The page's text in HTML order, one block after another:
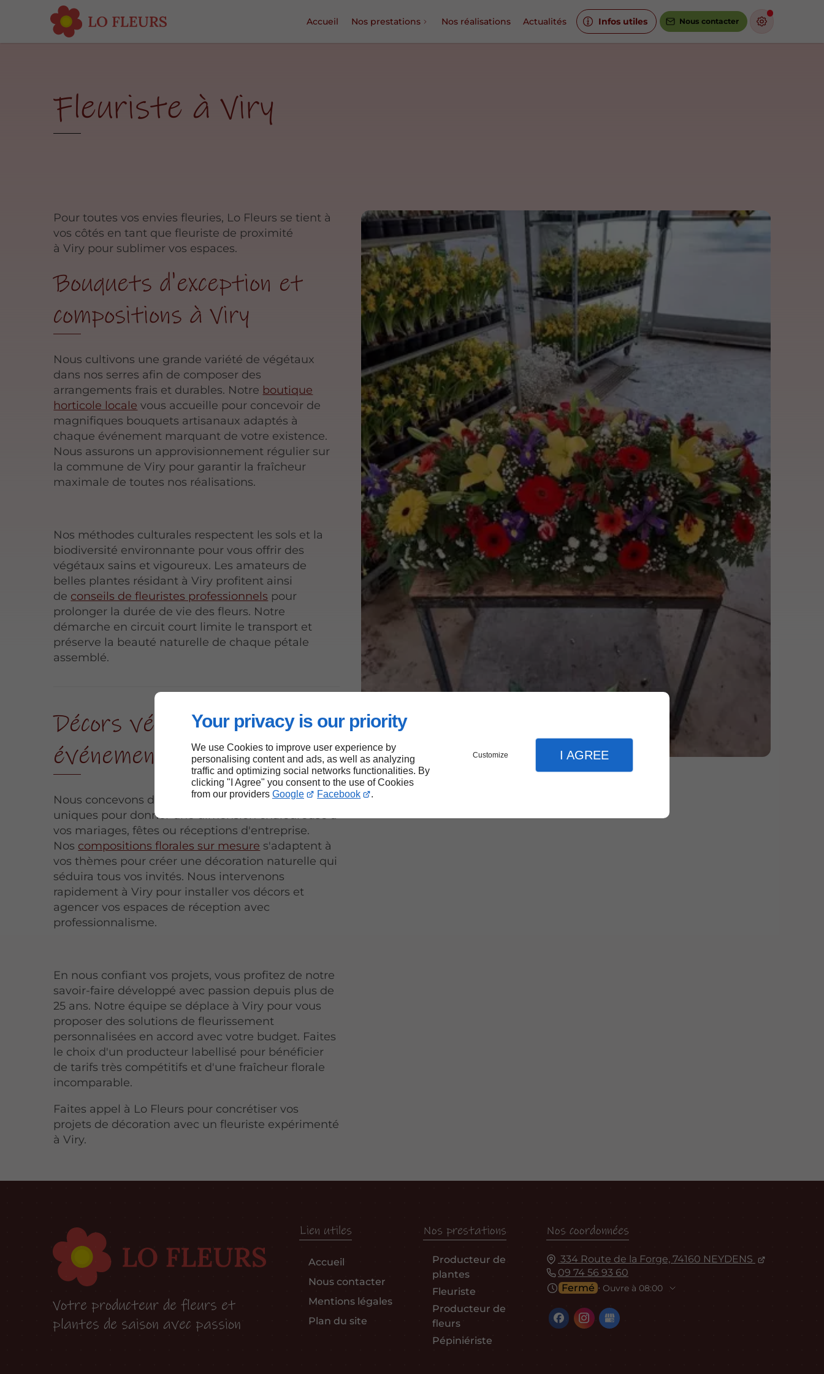
Your privacy is our priority
We use Cookies to improve user experience by
personalising content and ads, as well as analyzing
traffic and optimizing social networks functionalities. By
clicking "I Agree" you consent to the use of Cookies
from our providers Google Facebook .
Customize I AGREE
Accueil Nos prestations Nos réalisations Actualités Infos utiles Nous contacter
Fleuriste à Viry
Pour toutes vos envies fleuries, Lo Fleurs se tient à
vos côtés en tant que fleuriste de proximité
à Viry pour sublimer vos espaces.
Bouquets d'exception et
compositions à Viry
Nous cultivons une grande variété de végétaux
dans nos serres afin de composer des
arrangements frais et durables. Notre boutique
horticole locale vous accueille pour concevoir de
magnifiques bouquets artisanaux adaptés à
chaque événement marquant de votre existence.
Nous assurons un approvisionnement régulier sur
la commune de Viry pour garantir la fraîcheur
maximale de toutes nos réalisations.
Nos méthodes culturales respectent les sols et la
biodiversité environnante pour vous offrir des
végétaux sains et vigoureux. Les amateurs de
belles plantes résidant à Viry profitent ainsi
de conseils de fleuristes professionnels pour
prolonger la durée de vie des fleurs. Notre
démarche en circuit court limite le transport et
préserve la beauté naturelle de chaque pétale
assemblé.
Décors végétaux pour
événements à Viry
Nous concevons des scénographies végétales
uniques pour donner une dimension chaleureuse à
vos mariages, fêtes ou réceptions d'entreprise.
Nos compositions florales sur mesure s'adaptent à
vos thèmes pour créer une décoration naturelle qui
séduira tous vos invités. Nous intervenons
rapidement à Viry pour installer vos décors et
agencer vos espaces de réception avec
professionnalisme.
En nous confiant vos projets, vous profitez de notre
savoir-faire développé avec passion depuis plus de
25 ans. Notre équipe se déplace à Viry pour vous
proposer des solutions de fleurissement
personnalisées en accord avec votre budget. Faites
le choix d'un producteur labellisé pour bénéficier
de tarifs très compétitifs et d'une fraîcheur florale
incomparable.
Faites appel à Lo Fleurs pour concrétiser vos
projets de décoration avec un fleuriste expérimenté
à Viry.
Votre producteur de fleurs et
plantes de saison avec passion
Lien utiles
Accueil
Nous contacter
Mentions légales
Plan du site
Nos prestations
Producteur de
plantes
Fleuriste
Producteur de
fleurs
Pépiniériste
Nos coordonnées
334 Route de la Forge, 74160 NEYDENS
09 74 56 93 60
Fermé ⋅ Ouvre à 08:00